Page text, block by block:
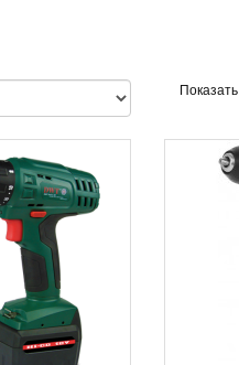
Показать